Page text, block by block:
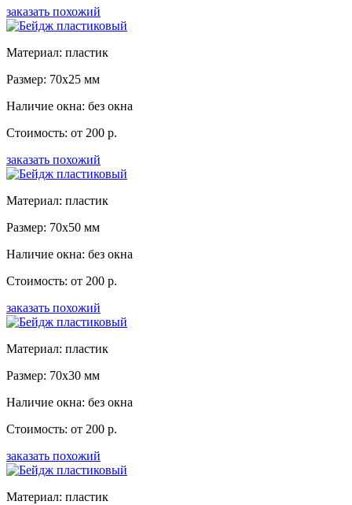
заказать похожий
Материал: пластик
Размер: 70x25 мм
Наличие окна: без окна
Стоимость: от 200 р.
заказать похожий
Материал: пластик
Размер: 70x50 мм
Наличие окна: без окна
Стоимость: от 200 р.
заказать похожий
Материал: пластик
Размер: 70x30 мм
Наличие окна: без окна
Стоимость: от 200 р.
заказать похожий
Материал: пластик